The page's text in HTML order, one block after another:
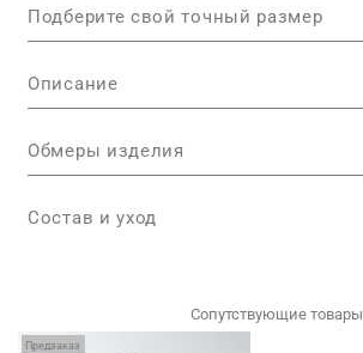
Подберите свой точный размер
Описание
Обмеры изделия
Состав и уход
Сопутствующие товары
Предзаказ